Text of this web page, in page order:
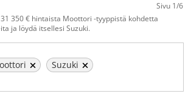
Sivu 1/6
31 350 € hintaista Moottori -tyyppistä kohdetta
ja löydä itsellesi Suzuki.
Suzuki